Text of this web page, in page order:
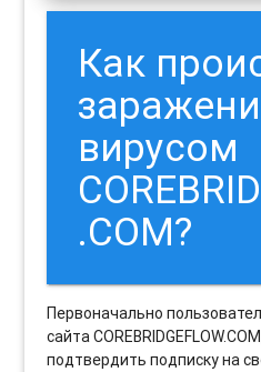
Как
вирусом
.COM?
Первоначально
сайта
подтвердить подписку на